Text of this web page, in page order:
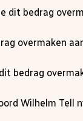
dit bedrag
overmaken
bedrag
Wilhelm Tell